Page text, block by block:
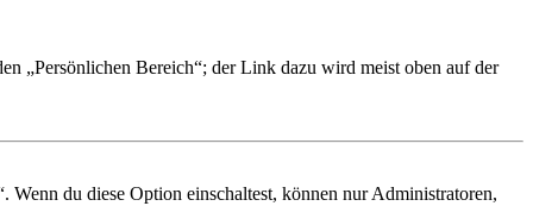
„Persönlichen Bereich“; der Link dazu wird meist oben auf der
du diese Option einschaltest, können nur Administratoren,